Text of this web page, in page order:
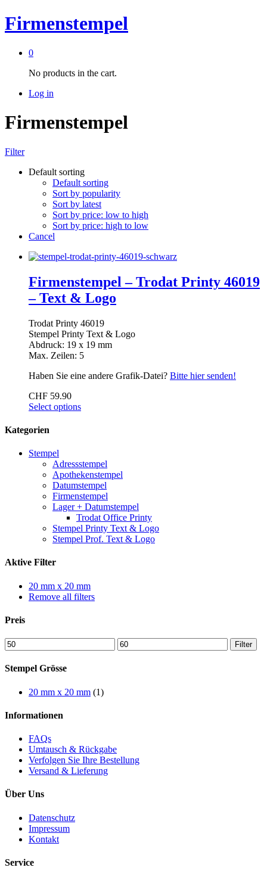
Firmenstempel
0
No products in the cart.
Log in
Firmenstempel
Filter
Default sorting
Default sorting
Sort by popularity
Sort by latest
Sort by price: low to high
Sort by price: high to low
Cancel
Firmenstempel – Trodat Printy 46019
– Text & Logo
Trodat Printy 46019
Stempel Printy Text & Logo
Abdruck: 19 x 19 mm
Max. Zeilen: 5
Haben Sie eine andere Grafik-Datei? Bitte hier senden!
CHF 59.90
Select options
Kategorien
Stempel
Adressstempel
Apothekenstempel
Datumstempel
Firmenstempel
Lager + Datumstempel
Trodat Office Printy
Stempel Printy Text & Logo
Stempel Prof. Text & Logo
Aktive Filter
20 mm x 20 mm
Remove all filters
Preis
Min
price
Max
price
Filter
Stempel Grösse
20 mm x 20 mm (1)
Informationen
FAQs
Umtausch & Rückgabe
Verfolgen Sie Ihre Bestellung
Versand & Lieferung
Über Uns
Datenschutz
Impressum
Kontakt
Service